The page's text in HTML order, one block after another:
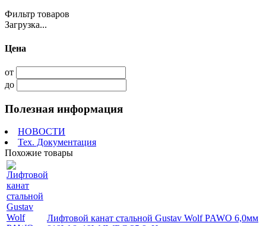
Фильтр товаров
Загрузка...
Цена
от
до
Полезная информация
НОВОСТИ
Тех. Документация
Похожие товары
Лифтовой канат стальной Gustav Wolf PAWO 6,0мм